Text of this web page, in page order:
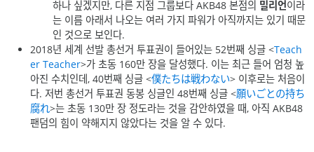
하나 싶겠지만, 다른 지점 그룹보다 AKB48 본점의 밀리언이라
는 이름 아래서 나오는 여러 가지 파워가 아직까지는 있기 때문
인 것으로 보인다.
2018년 세계 선발 총선거 투표권이 들어있는 52번째 싱글 <Teach
er Teacher>가 초동 160만 장을 달성했다. 이는 최근 들어 엄청 높
아진 수치인데, 40번째 싱글 <僕たちは戦わない> 이후로는 처음이
다. 저번 총선거 투표권 동봉 싱글인 48번째 싱글 <願いごとの持ち
腐れ>는 초동 130만 장 정도라는 것을 감안하였을 때, 아직 AKB48
팬덤의 힘이 약해지지 않았다는 것을 알 수 있다.